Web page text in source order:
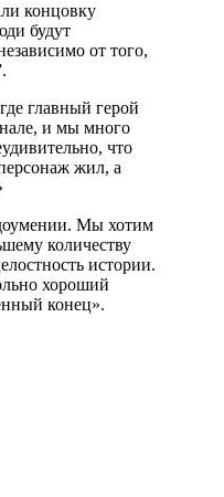
концовку
будут
от того,
главный герой
и мы много
что
жил, а
Мы хотим
количеству
истории.
хороший
конец».